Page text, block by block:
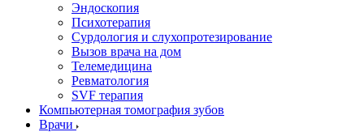
Эндоскопия
Психотерапия
Сурдология и слухопротезирование
Вызов врача на дом
Телемедицина
Ревматология
SVF терапия
Компьютерная томография зубов
Врачи